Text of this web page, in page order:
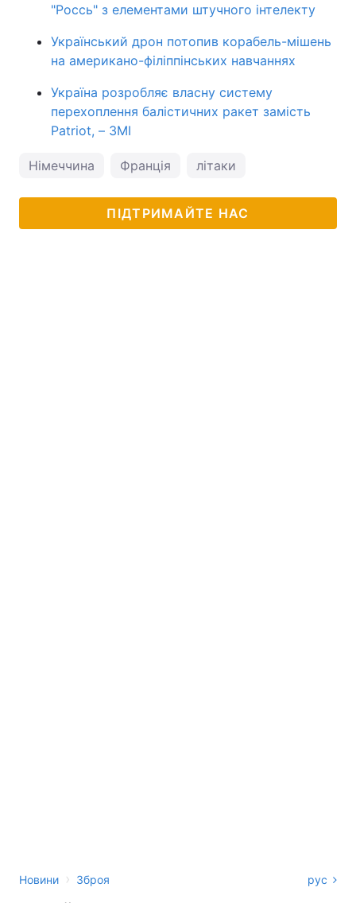
"Россь" з елементами штучного інтелекту
Український дрон потопив корабель-мішень
на американо-філіппінських навчаннях
Україна розробляє власну систему
перехоплення балістичних ракет замість
Patriot, – ЗМІ
Німеччина Франція літаки
ПІДТРИМАЙТЕ НАС
Новини › Зброя рус